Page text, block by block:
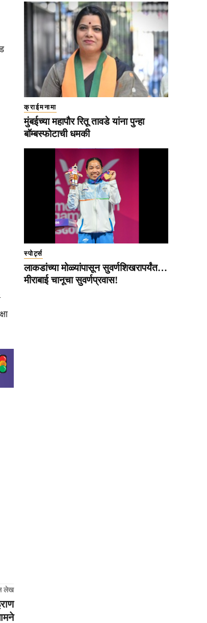
लेख
क्राईमनामा
मुंबईच्या महापौर रितू तावडे यांना पुन्हा
बॉम्बस्फोटाची धमकी
स्पोर्ट्स
लाकडांच्या मोळ्यांपासून सुवर्णशिखरापर्यंत…
मीराबाई चानूचा सुवर्णप्रवास!